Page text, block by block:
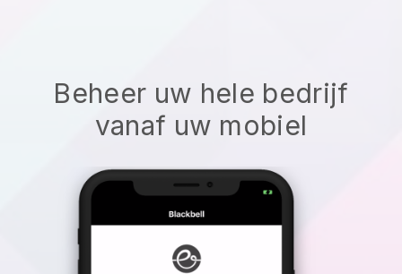
Beheer uw hele bedrijf
vanaf uw mobiel